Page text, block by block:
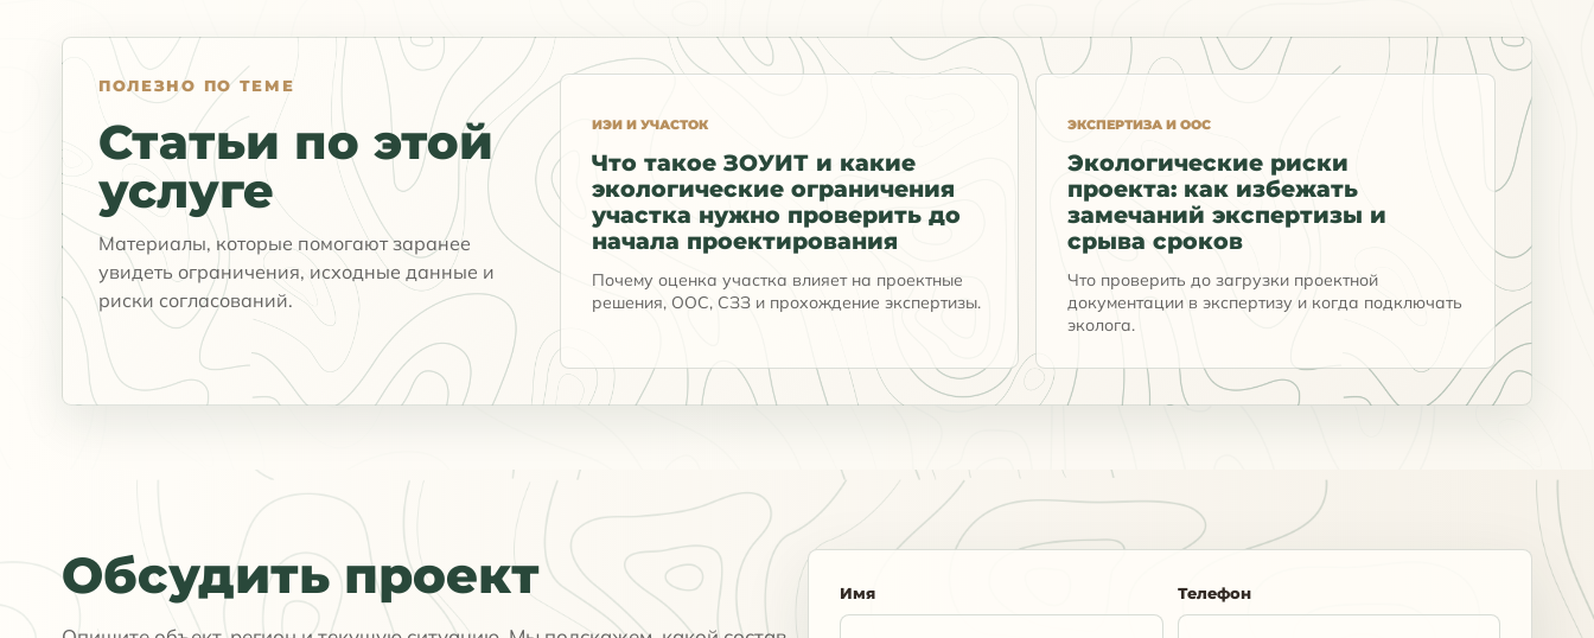
ПОЛЕЗНО ПО ТЕМЕ
Статьи по этой
услуге
Материалы, которые помогают заранее
увидеть ограничения, исходные данные и
риски согласований.
ИЭИ И УЧАСТОК
Что такое ЗОУИТ и какие
экологические ограничения
участка нужно проверить до
начала проектирования
Почему оценка участка влияет на проектные
решения, ООС, СЗЗ и прохождение экспертизы.
ЭКСПЕРТИЗА И ООС
Экологические риски
проекта: как избежать
замечаний экспертизы и
срыва сроков
Что проверить до загрузки проектной
документации в экспертизу и когда подключать
эколога.
Обсудить проект Имя Телефон